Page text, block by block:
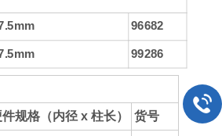
96682
99286
规格（内径 x 柱长） 货号